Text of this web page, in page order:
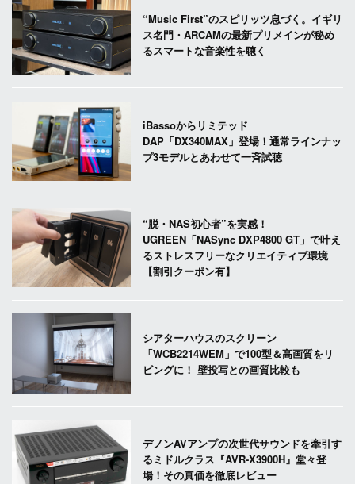
“Music First”のスピリッツ息づく。イギリ
ス名門・ARCAMの最新プリメインが秘め
るスマートな音楽性を聴く
iBassoからリミテッド
DAP「DX340MAX」登場！通常ラインナッ
プ3モデルとあわせて一斉試聴
“脱・NAS初心者”を実感！
UGREEN「NASync DXP4800 GT」で叶え
るストレスフリーなクリエイティブ環境
【割引クーポン有】
シアターハウスのスクリーン
「WCB2214WEM」で100型＆高画質をリ
ビングに！ 壁投写との画質比較も
デノンAVアンプの次世代サウンドを牽引す
るミドルクラス『AVR-X3900H』堂々登
場！その真価を徹底レビュー